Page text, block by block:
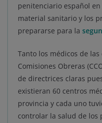
penitenciario español
material sanitario y los
prepararse para la
Tanto los médicos de
Comisiones Obreras
de directrices claras
existieran 60 centros
provincia y cada uno
controlar la salud de los